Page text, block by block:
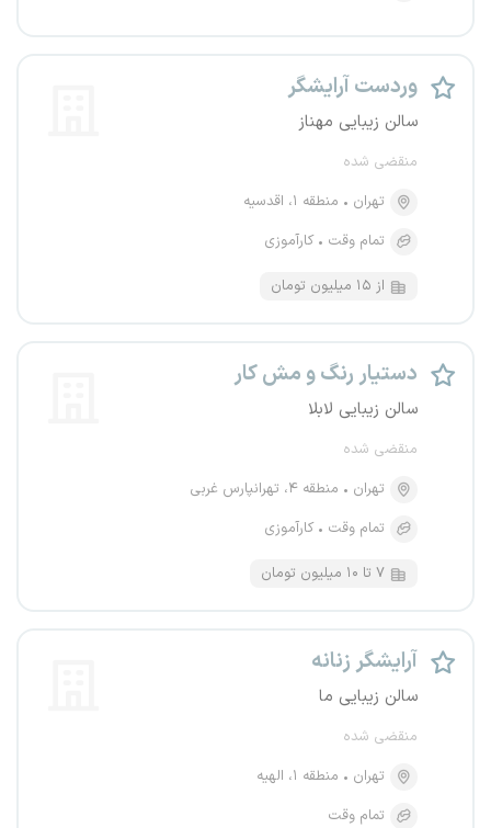
وردست آرایشگر
سالن زیبایی مهناز
منقضی شده
تهران
منطقه ۱، اقدسیه
تمام وقت
کارآموزی
از ۱۵ میلیون تومان
دستیار رنگ و مش کار
سالن زیبایی لابلا
منقضی شده
تهران
منطقه ۴، تهرانپارس غربی
تمام وقت
کارآموزی
۷ تا ۱۰ میلیون تومان
آرایشگر زنانه
سالن زیبایی ما
منقضی شده
تهران
منطقه ۱، الهیه
تمام وقت